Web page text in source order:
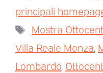
principali
Mostra
Villa Reale Monza,
Lombardo,